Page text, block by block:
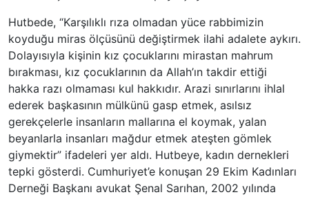
Hutbede, “Karşılıklı rıza olmadan yüce rabbimizin
koyduğu miras ölçüsünü değiştirmek ilahi adalete aykırı.
Dolayısıyla kişinin kız çocuklarını mirastan mahrum
bırakması, kız çocuklarının da Allah’ın takdir ettiği
hakka razı olmaması kul hakkıdır. Arazi sınırlarını ihlal
ederek başkasının mülkünü gasp etmek, asılsız
gerekçelerle insanların mallarına el koymak, yalan
beyanlarla insanları mağdur etmek ateşten gömlek
giymektir” ifadeleri yer aldı. Hutbeye, kadın dernekleri
tepki gösterdi. Cumhuriyet’e konuşan 29 Ekim Kadınları
Derneği Başkanı avukat Şenal Sarıhan, 2002 yılında